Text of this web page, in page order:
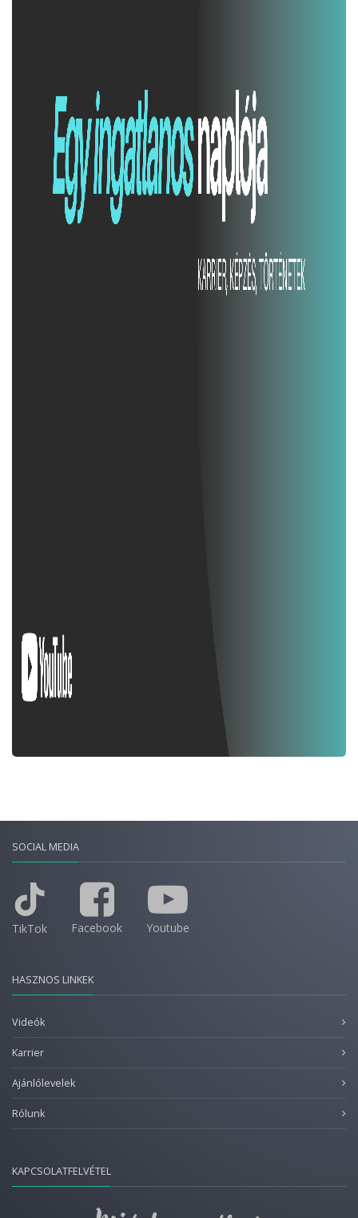
SOCIAL MEDIA
TikTok Facebook Youtube
HASZNOS LINKEK
Videók
Karrier
Ajánlólevelek
Rólunk
KAPCSOLATFELVÉTEL